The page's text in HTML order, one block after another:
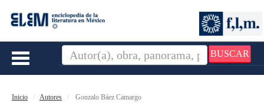
BUSCAR
Toggle
Inicio Autores Gonzalo Báez Camargo